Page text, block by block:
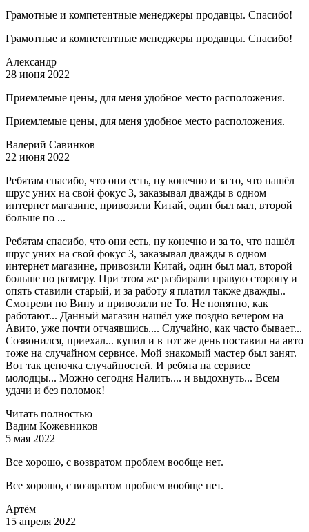
Грамотные и компетентные менеджеры продавцы. Спасибо!
Грамотные и компетентные менеджеры продавцы. Спасибо!
Александр
28 июня 2022
Приемлемые цены, для меня удобное место расположения.
Приемлемые цены, для меня удобное место расположения.
Валерий Савинков
22 июня 2022
Ребятам спасибо, что они есть, ну конечно и за то, что нашёл
шрус уних на свой фокус 3, заказывал дважды в одном
интернет магазине, привозили Китай, один был мал, второй
больше по ...
Ребятам спасибо, что они есть, ну конечно и за то, что нашёл
шрус уних на свой фокус 3, заказывал дважды в одном
интернет магазине, привозили Китай, один был мал, второй
больше по размеру. При этом же разбирали правую сторону и
опять ставили старый, и за работу я платил также дважды..
Смотрели по Вину и привозили не То. Не понятно, как
работают... Данный магазин нашёл уже поздно вечером на
Авито, уже почти отчаявшись.... Случайно, как часто бывает...
Созвонился, приехал... купил и в тот же день поставил на авто
тоже на случайном сервисе. Мой знакомый мастер был занят.
Вот так цепочка случайностей. И ребята на сервисе
молодцы... Можно сегодня Налить.... и выдохнуть... Всем
удачи и без поломок!
Читать полностью
Вадим Кожевников
5 мая 2022
Все хорошо, с возвратом проблем вообще нет.
Все хорошо, с возвратом проблем вообще нет.
Артём
15 апреля 2022